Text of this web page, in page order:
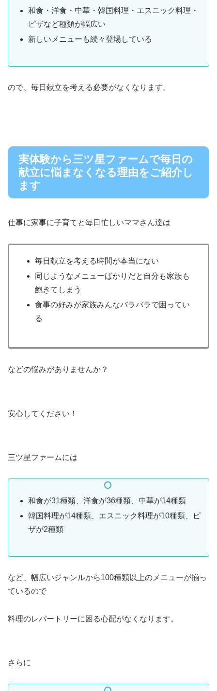
和食・洋食・中華・韓国料理・エスニック料理・
ピザなど種類が幅広い
新しいメニューも続々登場している
ので、毎日献立を考える必要がなくなります。
実体験から三ツ星ファームで毎日の
献立に悩まなくなる理由をご紹介し
ます
仕事に家事に子育てと毎日忙しいママさん達は
毎日献立を考える時間が本当にない
同じようなメニューばかりだと自分も家族も
飽きてしまう
食事の好みが家族みんなバラバラで困ってい
る
などの悩みがありませんか？
安心してください！
三ツ星ファームには
和食が31種類、洋食が36種類、中華が14種類
韓国料理が14種類、エスニック料理が10種類、ピ
ザが2種類
など、幅広いジャンルから100種類以上のメニューが揃っ
ているので
料理のレパートリーに困る心配がなくなります。
さらに